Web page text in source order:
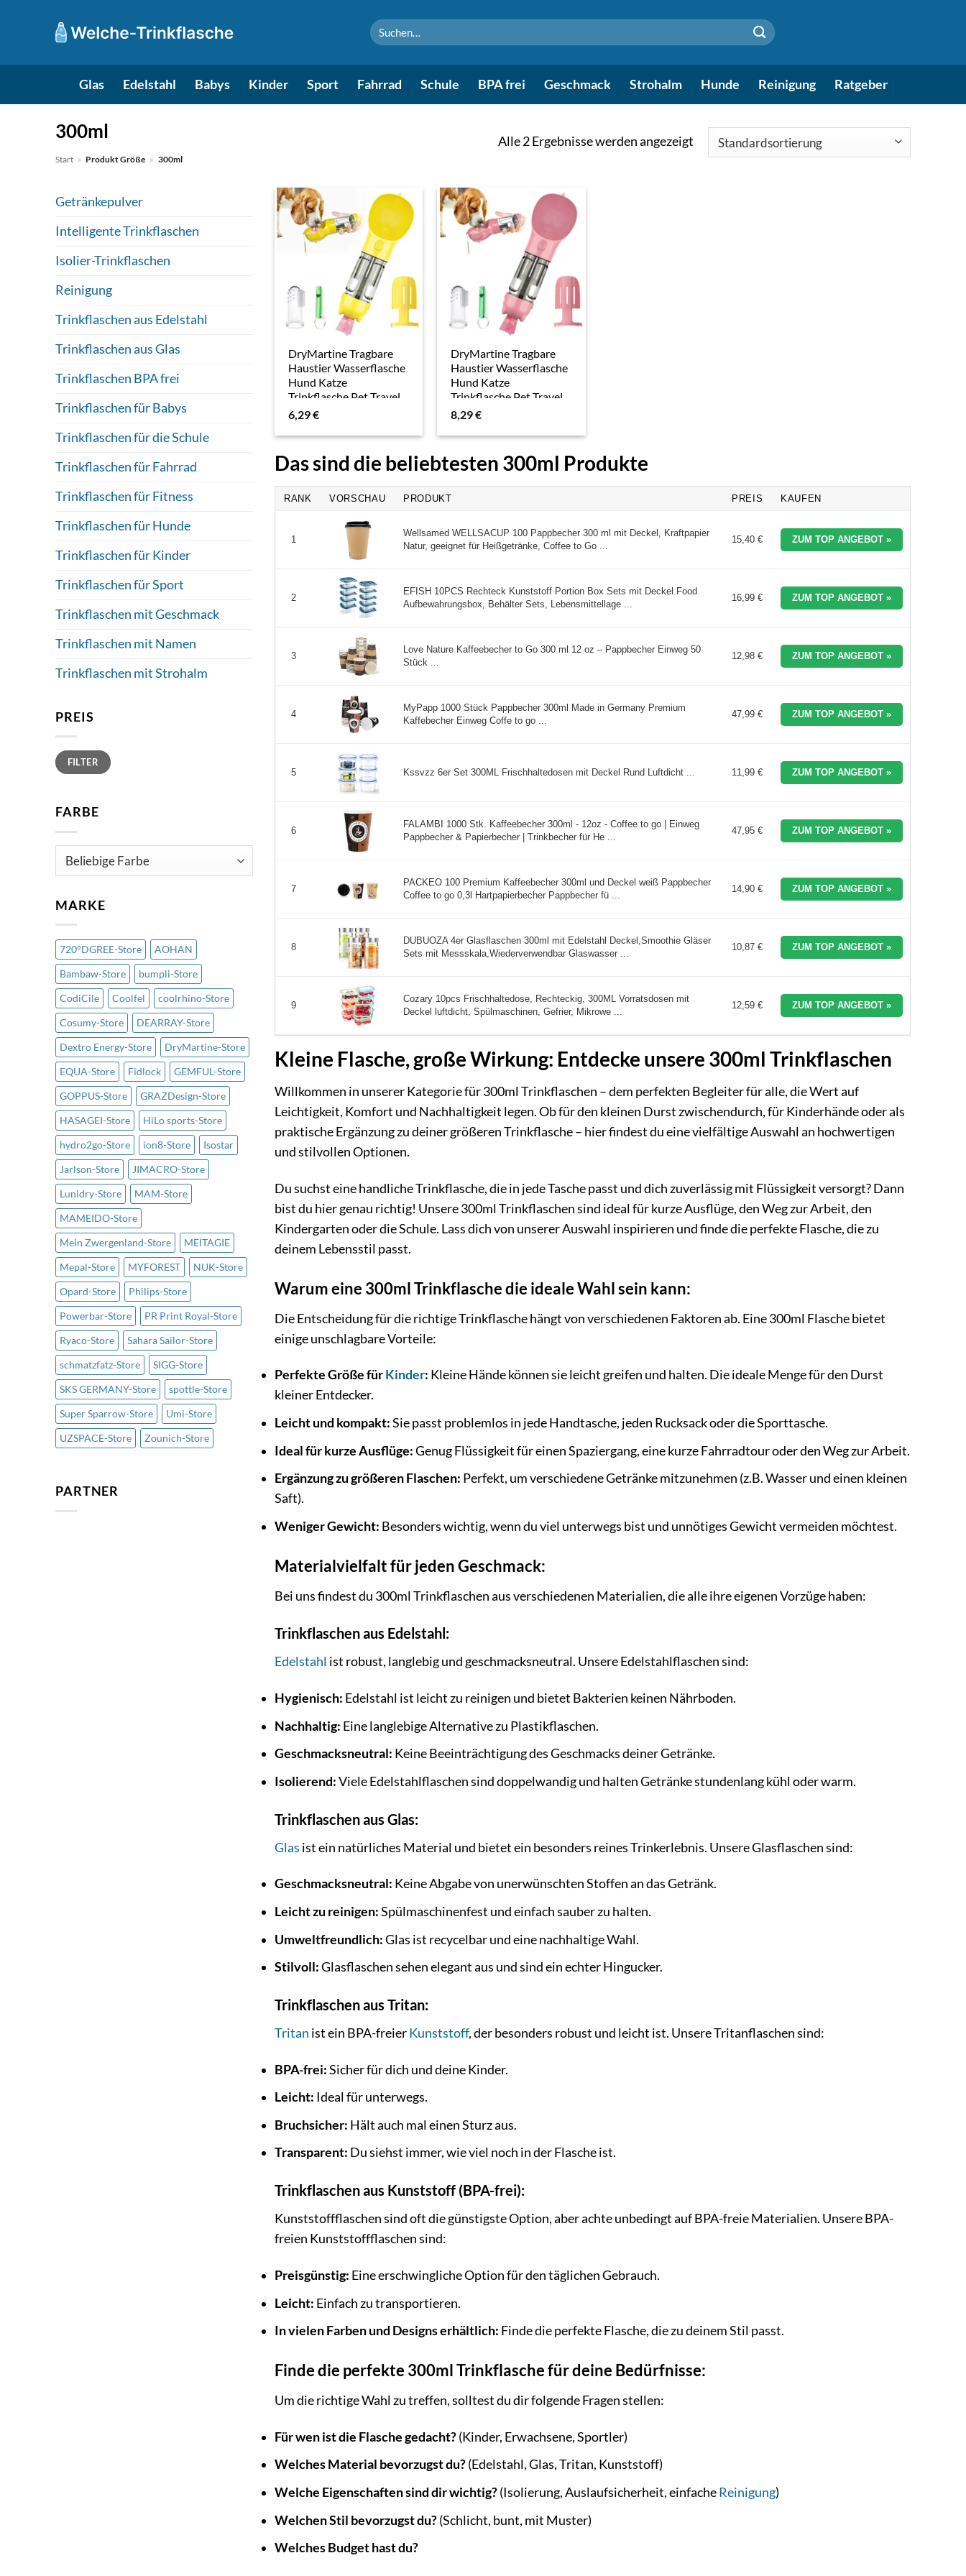
Suchen
nach:
Glas Edelstahl Babys Kinder Sport Fahrrad Schule BPA frei Geschmack Strohalm Hunde Reinigung Ratgeber
‎300ml
Start » Produkt Größe » ‎300ml
Alle 2 Ergebnisse werden angezeigt
Getränkepulver
Intelligente Trinkflaschen
Isolier-Trinkflaschen
Reinigung
Trinkflaschen aus Edelstahl
Trinkflaschen aus Glas
Trinkflaschen BPA frei
Trinkflaschen für Babys
Trinkflaschen für die Schule
Trinkflaschen für Fahrrad
Trinkflaschen für Fitness
Trinkflaschen für Hunde
Trinkflaschen für Kinder
Trinkflaschen für Sport
Trinkflaschen mit Geschmack
Trinkflaschen mit Namen
Trinkflaschen mit Strohalm
PREIS
Min.
Preis
Max.
PreisFILTER
FARBE
MARKE
720°DGREE-Store
AOHAN
Bambaw-Store
bumpli-Store
CodiCile
Coolfel
coolrhino-Store
Cosumy-Store
DEARRAY-Store
Dextro Energy-Store
DryMartine-Store
EQUA-Store
Fidlock
GEMFUL-Store
GOPPUS-Store
GRAZDesign-Store
HASAGEI-Store
HiLo sports-Store
hydro2go-Store
ion8-Store
Isostar
Jarlson-Store
JIMACRO-Store
Lunidry-Store
MAM-Store
MAMEIDO-Store
Mein Zwergenland-Store
MEITAGIE
Mepal-Store
MYFOREST
NUK-Store
Opard-Store
Philips-Store
Powerbar-Store
PR Print Royal-Store
Ryaco-Store
Sahara Sailor-Store
schmatzfatz-Store
SIGG-Store
SKS GERMANY-Store
spottle-Store
Super Sparrow-Store
Umi-Store
UZSPACE-Store
Zounich-Store
PARTNER
DryMartine Tragbare
Haustier Wasserflasche
Hund Katze
Trinkflasche,Pet Travel
Water Drink Flasche
(300ml, Gelb)
6,29€
DryMartine Tragbare
Haustier Wasserflasche
Hund Katze
Trinkflasche,Pet Travel
Water Drink Flasche
(300ml, Pink)
8,29€
Das sind die beliebtesten ‎300ml Produkte
RANK VORSCHAU PRODUKT PREIS KAUFEN
1
Wellsamed WELLSACUP 100 Pappbecher 300 ml mit Deckel, Kraftpapier
Natur, geeignet für Heißgetränke, Coffee to Go ...
15,40 € ZUM TOP ANGEBOT »
2
EFISH 10PCS Rechteck Kunststoff Portion Box Sets mit Deckel.Food
Aufbewahrungsbox, Behälter Sets, Lebensmittellage ...
16,99 € ZUM TOP ANGEBOT »
3
Love Nature Kaffeebecher to Go 300 ml 12 oz – Pappbecher Einweg 50
Stück ...
12,98 € ZUM TOP ANGEBOT »
4
MyPapp 1000 Stück Pappbecher 300ml Made in Germany Premium
Kaffebecher Einweg Coffe to go ...
47,99 € ZUM TOP ANGEBOT »
5 Kssvzz 6er Set 300ML Frischhaltedosen mit Deckel Rund Luftdicht ... 11,99 € ZUM TOP ANGEBOT »
6
FALAMBI 1000 Stk. Kaffeebecher 300ml - 12oz - Coffee to go | Einweg
Pappbecher & Papierbecher | Trinkbecher für He ...
47,95 € ZUM TOP ANGEBOT »
7
PACKEO 100 Premium Kaffeebecher 300ml und Deckel weiß Pappbecher
Coffee to go 0,3l Hartpapierbecher Pappbecher fü ...
14,90 € ZUM TOP ANGEBOT »
8
DUBUOZA 4er Glasflaschen 300ml mit Edelstahl Deckel,Smoothie Gläser
Sets mit Messskala,Wiederverwendbar Glaswasser ...
10,87 € ZUM TOP ANGEBOT »
9
Cozary 10pcs Frischhaltedose, Rechteckig, 300ML Vorratsdosen mit
Deckel luftdicht, Spülmaschinen, Gefrier, Mikrowe ...
12,59 € ZUM TOP ANGEBOT »
Kleine Flasche, große Wirkung: Entdecke unsere 300ml Trinkflaschen
Willkommen in unserer Kategorie für 300ml Trinkflaschen – dem perfekten Begleiter für alle, die Wert auf
Leichtigkeit, Komfort und Nachhaltigkeit legen. Ob für den kleinen Durst zwischendurch, für Kinderhände oder als
praktische Ergänzung zu deiner größeren Trinkflasche – hier findest du eine vielfältige Auswahl an hochwertigen
und stilvollen Optionen.
Du suchst eine handliche Trinkflasche, die in jede Tasche passt und dich zuverlässig mit Flüssigkeit versorgt? Dann
bist du hier genau richtig! Unsere 300ml Trinkflaschen sind ideal für kurze Ausflüge, den Weg zur Arbeit, den
Kindergarten oder die Schule. Lass dich von unserer Auswahl inspirieren und finde die perfekte Flasche, die zu
deinem Lebensstil passt.
Warum eine 300ml Trinkflasche die ideale Wahl sein kann:
Die Entscheidung für die richtige Trinkflasche hängt von verschiedenen Faktoren ab. Eine 300ml Flasche bietet
einige unschlagbare Vorteile:
Perfekte Größe fürKinder: Kleine Hände können sie leicht greifen und halten. Die ideale Menge für den Durst
kleiner Entdecker.
Leicht und kompakt:Sie passt problemlos in jede Handtasche, jeden Rucksack oder die Sporttasche.
Ideal für kurze Ausflüge:Genug Flüssigkeit für einen Spaziergang, eine kurze Fahrradtour oder den Weg zur Arbeit.
Ergänzung zu größeren Flaschen: Perfekt, um verschiedene Getränke mitzunehmen (z.B. Wasser und einen kleinen
Saft).
Weniger Gewicht: Besonders wichtig, wenn du viel unterwegs bist und unnötiges Gewicht vermeiden möchtest.
Materialvielfalt für jeden Geschmack:
Bei uns findest du 300ml Trinkflaschen aus verschiedenen Materialien, die alle ihre eigenen Vorzüge haben:
Trinkflaschen aus Edelstahl:
Edelstahl ist robust, langlebig und geschmacksneutral. Unsere Edelstahlflaschen sind:
Hygienisch: Edelstahl ist leicht zu reinigen und bietet Bakterien keinen Nährboden.
Nachhaltig: Eine langlebige Alternative zu Plastikflaschen.
Geschmacksneutral: Keine Beeinträchtigung des Geschmacks deiner Getränke.
Isolierend:Viele Edelstahlflaschen sind doppelwandig und halten Getränke stundenlang kühl oder warm.
Trinkflaschen aus Glas:
Glas ist ein natürliches Material und bietet ein besonders reines Trinkerlebnis. Unsere Glasflaschen sind:
Geschmacksneutral: Keine Abgabe von unerwünschten Stoffen an das Getränk.
Leicht zu reinigen:Spülmaschinenfest und einfach sauber zu halten.
Umweltfreundlich:Glas ist recycelbar und eine nachhaltige Wahl.
Stilvoll:Glasflaschen sehen elegant aus und sind ein echter Hingucker.
Trinkflaschen aus Tritan:
Tritan ist ein BPA-freierKunststoff, der besonders robust und leicht ist. Unsere Tritanflaschen sind:
BPA-frei:Sicher für dich und deine Kinder.
Leicht: Ideal für unterwegs.
Bruchsicher: Hält auch mal einen Sturz aus.
Transparent: Du siehst immer, wie viel noch in der Flasche ist.
Trinkflaschen aus Kunststoff (BPA-frei):
Kunststoffflaschen sind oft die günstigste Option, aber achte unbedingt auf BPA-freie Materialien. Unsere BPA-
freien Kunststoffflaschen sind:
Preisgünstig: Eine erschwingliche Option für den täglichen Gebrauch.
Leicht: Einfach zu transportieren.
In vielen Farben und Designs erhältlich: Finde die perfekte Flasche, die zu deinem Stil passt.
Finde die perfekte 300ml Trinkflasche für deine Bedürfnisse:
Um die richtige Wahl zu treffen, solltest du dir folgende Fragen stellen:
Für wen ist die Flasche gedacht?(Kinder, Erwachsene, Sportler)
Welches Material bevorzugst du?(Edelstahl, Glas, Tritan, Kunststoff)
Welche Eigenschaften sind dir wichtig?(Isolierung, Auslaufsicherheit, einfacheReinigung)
Welchen Stil bevorzugst du?(Schlicht, bunt, mit Muster)
Welches Budget hast du?